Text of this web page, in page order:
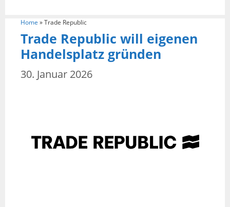
Home »Trade Republic
Trade Republic will eigenen
Handelsplatz gründen
30. Januar 2026